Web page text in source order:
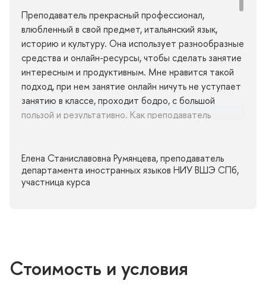
Преподаватель прекрасный профессионал,
любленный в свой предмет, итальянский язык,
историю и культуру. Она использует разнообразные
средства и онлайн-ресурсы, чтобы сделать занятие
интересным и продуктивным. Мне нравится такой
подход, при нем занятие онлайн ничуть не уступает
занятию в классе, проходит бодро, с большой
пользой и результативно. Как преподаватель
онлайн-занятиях со студентами ВШЭ.
Атмосфера на занятии доброжелательная, в общем,
за предоставление записей занятий - у меня не
сегда получается быть на уроке, но благодаря
Елена Станиславовна Румянцева, преподаватель
департамента иностранных языков НИУ ВШЭ СПб,
участница курса
Стоимость и условия